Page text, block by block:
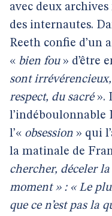
avec deux
des internautes.
Reeth confie d’un
« bien fou» d’être
sont
respect, du sacré».
l’indéboulonnable
l’« obsession » qui
la matinale de
chercher, déceler
moment » : « Le
que ce n’est pas la